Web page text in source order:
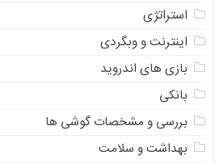
استراتژی
اینترنت و وبگردی
بازی های اندروید
بانکی
بررسی و مشخصات گوشی ها
بهداشت و سلامت